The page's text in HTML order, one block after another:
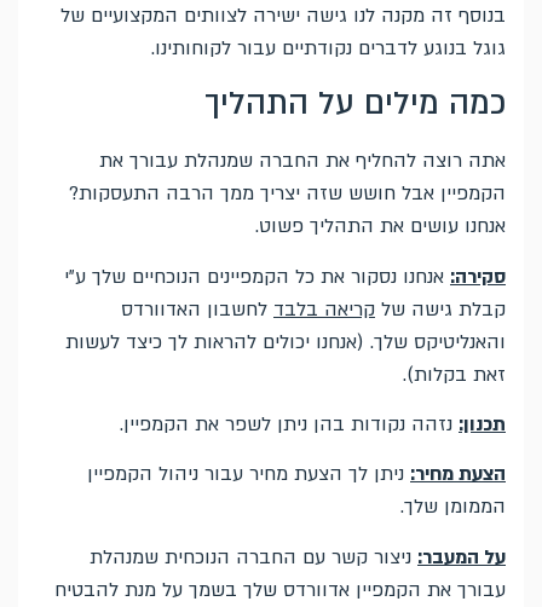
בנוסף זה מקנה לנו גישה ישירה לצוותים המקצועיים של
גוגל בנוגע לדברים נקודתיים עבור לקוחותינו.
כמה מילים על התהליך
אתה רוצה להחליף את החברה שמנהלת עבורך את
הקמפיין אבל חושש שזה יצריך ממך הרבה התעסקות?
אנחנו עושים את התהליך פשוט.
סקירה: אנחנו נסקור את כל הקמפיינים הנוכחיים שלך ע"י
קבלת גישה של קריאה בלבד לחשבון האדוורדס
והאנליטיקס שלך. (אנחנו יכולים להראות לך כיצד לעשות
זאת בקלות).
תכנון: נזהה נקודות בהן ניתן לשפר את הקמפיין.
הצעת מחיר: ניתן לך הצעת מחיר עבור ניהול הקמפיין
הממומן שלך.
על המעבר: ניצור קשר עם החברה הנוכחית שמנהלת
עבורך את הקמפיין אדוורדס שלך בשמך על מנת להבטיח